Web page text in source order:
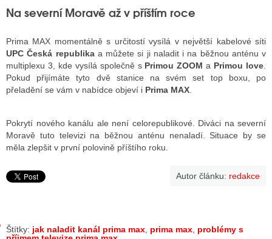
STÁT BLOGEREM
BLOGERA
Na severní Moravě až v příštím roce
Prima MAX momentálně s určitostí vysílá v největší kabelové síti
UPC Česká republikaa můžete si ji naladit i na běžnou anténu v
multiplexu 3, kde vysílá společně s Primou ZOOM a Primou love
Pokud přijímáte tyto dvě stanice na svém set top boxu, po
přeladění se vám v nabídce objeví i Prima MAX
Pokrytí nového kanálu ale není celorepublikové. Diváci na severní
Moravě tuto televizi na běžnou anténu nenaladí. Situace by se
měla zlepšit v první polovině příštího roku.
Autor článku: redakce
Štítky: jak naladit kanál prima max prima max problémy s